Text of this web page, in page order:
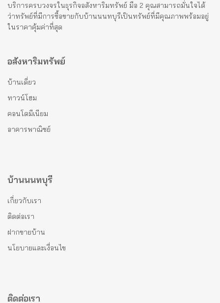
บริการครบวงจรในธุรกิจอสังหาริมทรัพย์ มือ 2 คุณสามารถมั่นใจได้
ว่าทรัพย์ที่มีการซื้อขายกับบ้านนนทบุรีเป็นทรัพย์ที่มีคุณภาพพร้อมอยู่
ในราคาคุ้มค่าที่สุด
อสังหาริมทรัพย์
บ้านเดี่ยว
ทาวน์โฮม
คอนโดมีเนียม
อาคารพาณิชย์
บ้านนนทบุรี
เกี่ยวกับเรา
ติดต่อเรา
ฝากขายบ้าน
นโยบายและเงื่อนไข
ติดต่อเรา